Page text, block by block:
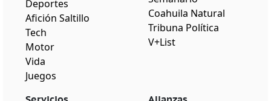
Deportes
Afición Saltillo
Tech
Motor
Vida
Juegos
Coahuila Natural
Tribuna Política
V+List